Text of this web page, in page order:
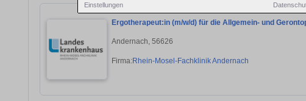
Einstellungen
Ergotherapeut:in (m/w/d) für die Allgemein- und
Andernach, 56626
Firma:Rhein-Mosel-Fachklinik Andernach